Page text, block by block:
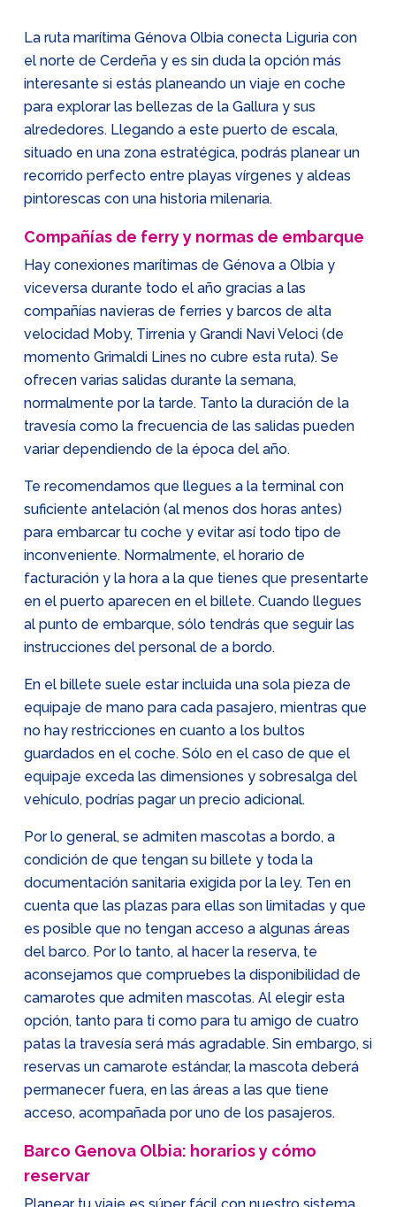
La ruta marítima Génova Olbia conecta Liguria con
el norte de Cerdeña y es sin duda la opción más
interesante si estás planeando un viaje en coche
para explorar las bellezas de la Gallura y sus
alrededores. Llegando a este puerto de escala,
situado en una zona estratégica, podrás planear un
recorrido perfecto entre playas vírgenes y aldeas
pintorescas con una historia milenaria.
Compañías de ferry y normas de embarque
Hay conexiones marítimas de Génova a Olbia y
viceversa durante todo el año gracias a las
compañías navieras de ferries y barcos de alta
velocidad Moby, Tirrenia y Grandi Navi Veloci (de
momento Grimaldi Lines no cubre esta ruta). Se
ofrecen varias salidas durante la semana,
normalmente por la tarde. Tanto la duración de la
travesía como la frecuencia de las salidas pueden
variar dependiendo de la época del año.
Te recomendamos que llegues a la terminal con
suficiente antelación (al menos dos horas antes)
para embarcar tu coche y evitar así todo tipo de
inconveniente. Normalmente, el horario de
facturación y la hora a la que tienes que presentarte
en el puerto aparecen en el billete. Cuando llegues
al punto de embarque, sólo tendrás que seguir las
instrucciones del personal de a bordo.
En el billete suele estar incluida una sola pieza de
equipaje de mano para cada pasajero, mientras que
no hay restricciones en cuanto a los bultos
guardados en el coche. Sólo en el caso de que el
equipaje exceda las dimensiones y sobresalga del
vehículo, podrías pagar un precio adicional.
Por lo general, se admiten mascotas a bordo, a
condición de que tengan su billete y toda la
documentación sanitaria exigida por la ley. Ten en
cuenta que las plazas para ellas son limitadas y que
es posible que no tengan acceso a algunas áreas
del barco. Por lo tanto, al hacer la reserva, te
aconsejamos que compruebes la disponibilidad de
camarotes que admiten mascotas. Al elegir esta
opción, tanto para ti como para tu amigo de cuatro
patas la travesía será más agradable. Sin embargo, si
reservas un camarote estándar, la mascota deberá
permanecer fuera, en las áreas a las que tiene
acceso, acompañada por uno de los pasajeros.
Barco Genova Olbia: horarios y cómo
reservar